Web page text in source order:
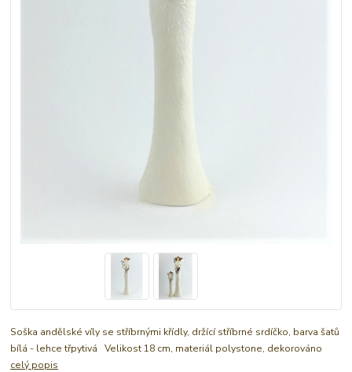
Soška andělské víly se stříbrnými křídly, držící stříbrné srdíčko, barva šatů
bílá - lehce třpytivá Velikost 18 cm, materiál polystone, dekorováno
celý popis